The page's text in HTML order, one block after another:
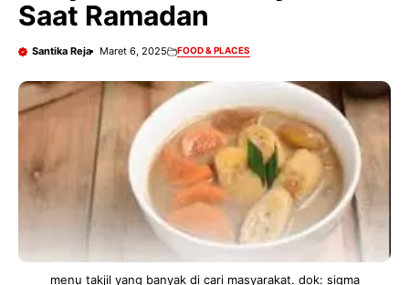
Saat Ramadan
Santika Reja Maret 6, 2025 FOOD & PLACES
menu takjil yang banyak di cari masyarakat. dok: sigma